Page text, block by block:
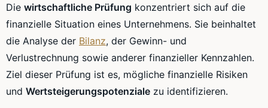
Die wirtschaftliche Prüfung konzentriert sich auf die
finanzielle Situation eines Unternehmens. Sie beinhaltet
die Analyse der Bilanz, der Gewinn- und
Verlustrechnung sowie anderer finanzieller Kennzahlen.
Ziel dieser Prüfung ist es, mögliche finanzielle Risiken
und Wertsteigerungspotenziale zu identifizieren.